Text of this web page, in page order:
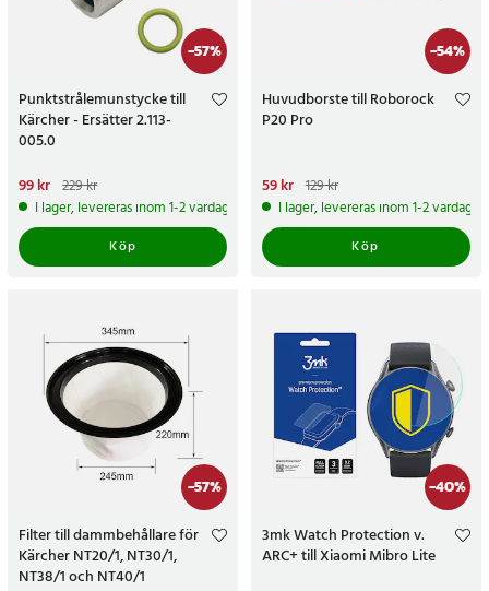
-57%
Punktstrålemunstycke till
Kärcher - Ersätter 2.113-
005.0
Nuvarande pris
pris:229 kr
99 kr 229 kr
I lager, levereras inom 1-2 vardagar
Köp
-54%
Huvudborste till Roborock
P20 Pro
Nuvarande pris
pris:129 kr
59 kr 129 kr
I lager, levereras inom 1-2 vardagar
Köp
-57%
Filter till dammbehållare för
Kärcher NT20/1, NT30/1,
NT38/1 och NT40/1
-40%
3mk Watch Protection v.
ARC+ till Xiaomi Mibro Lite